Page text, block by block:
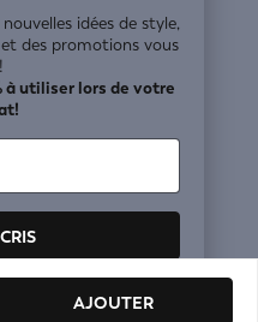
AJOUTER
idées de style,
des promotions vous
à utiliser lors de votre